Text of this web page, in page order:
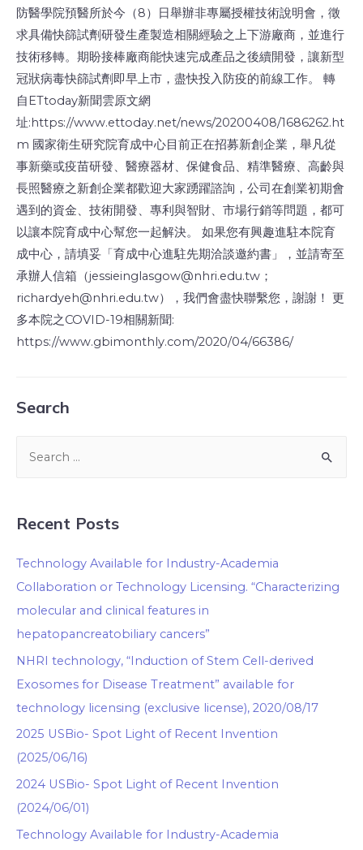
防醫學院預醫所於今（8）日舉辦非專屬授權技術說明會，徵
求具備快篩試劑研發生產製造相關經驗之上下游廠商，並進行
技術移轉。期盼接棒廠商能快速完成產品之後續開發，讓新型
冠狀病毒快篩試劑即早上市，盡快投入防疫的前線工作。 轉
自ETtoday新聞雲原文網
址:https://www.ettoday.net/news/20200408/1686262.ht
m 國家衛生研究院育成中心目前正在招募新創企業，舉凡從
事新藥或疫苗研發、醫療器材、保健食品、精準醫療、高齡與
長照醫療之新創企業都歡迎大家踴躍諮詢，公司在創業初期會
遇到的資金、技術開發、專利與智財、市場行銷等問題，都可
以讓本院育成中心幫您一起解決。 如果您有興趣進駐本院育
成中心，請填妥「育成中心進駐先期洽談邀約書」，並請寄至
承辦人信箱（jessieinglasgow@nhri.edu.tw；
richardyeh@nhri.edu.tw），我們會盡快聯繫您，謝謝！ 更
多本院之COVID-19相關新聞:
https://www.gbimonthly.com/2020/04/66386/
Search
Recent Posts
Technology Available for Industry-Academia
Collaboration or Technology Licensing. “Characterizing
molecular and clinical features in
hepatopancreatobiliary cancers”
NHRI technology, “Induction of Stem Cell-derived
Exosomes for Disease Treatment” available for
technology licensing (exclusive license), 2020/08/17
2025 USBio- Spot Light of Recent Invention
(2025/06/16)
2024 USBio- Spot Light of Recent Invention
(2024/06/01)
Technology Available for Industry-Academia